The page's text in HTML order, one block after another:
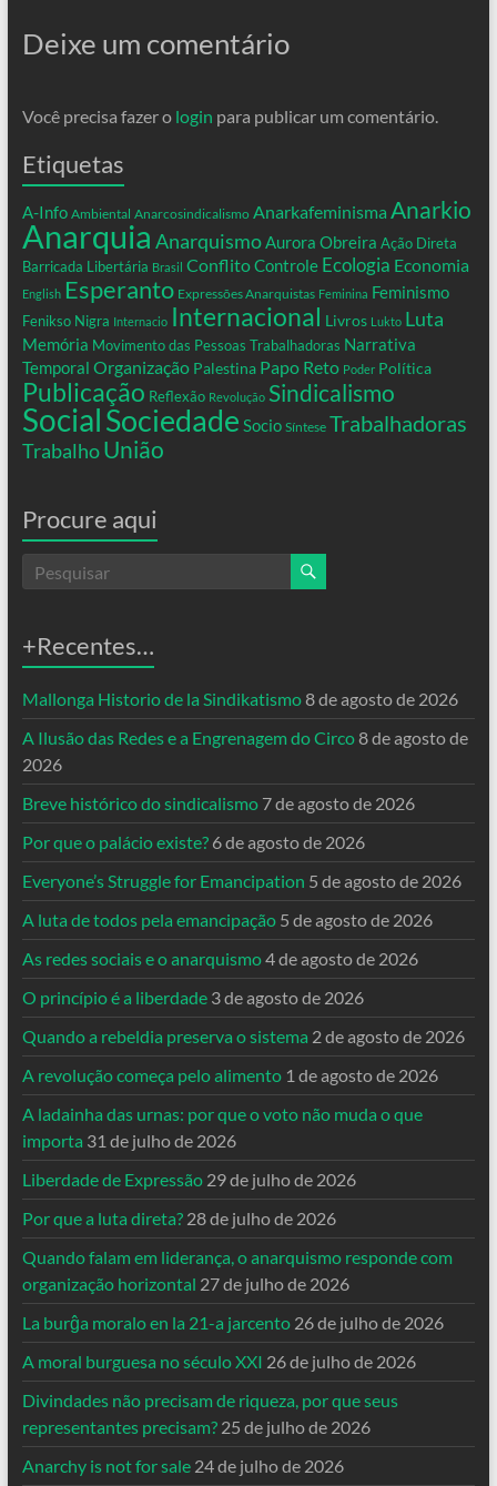
Deixe um comentário
Você precisa fazer o login para publicar um comentário.
Etiquetas
A-Info Ambiental Anarcosindicalismo Anarkafeminisma Anarkio
Anarquia AnarquismoAurora Obreira Ação Direta
Barricada Libertária Brasil ConflitoControle Ecologia Economia
English Esperanto Expressões Anarquistas Feminina Feminismo
Fenikso Nigra Internacio Internacional Livros Lukto Luta
Memória Movimento das Pessoas Trabalhadoras Narrativa
Temporal Organização Palestina Papo Reto Poder Política
Publicação Reflexão Revolução Sindicalismo
SocialSociedade Socio Síntese Trabalhadoras
Trabalho União
Procure aqui
+Recentes…
Mallonga Historio de la Sindikatismo8 de agosto de 2026
A Ilusão das Redes e a Engrenagem do Circo8 de agosto de
2026
Breve histórico do sindicalismo 7 de agosto de 2026
Por que o palácio existe? 6 de agosto de 2026
Everyone’s Struggle for Emancipation 5 de agosto de 2026
A luta de todos pela emancipação 5 de agosto de 2026
As redes sociais e o anarquismo4 de agosto de 2026
O princípio é a liberdade 3 de agosto de 2026
Quando a rebeldia preserva o sistema 2 de agosto de 2026
A revolução começa pelo alimento 1 de agosto de 2026
A ladainha das urnas: por que o voto não muda o que
importa 31 de julho de 2026
Liberdade de Expressão 29 de julho de 2026
Por que a luta direta? 28 de julho de 2026
Quando falam em liderança, o anarquismo responde com
organização horizontal 27 de julho de 2026
La burĝa moralo en la 21-a jarcento 26 de julho de 2026
A moral burguesa no século XXI 26 de julho de 2026
Divindades não precisam de riqueza, por que seus
representantes precisam? 25 de julho de 2026
Anarchy is not for sale 24 de julho de 2026